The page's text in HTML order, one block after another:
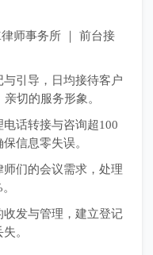
师事务所 ｜ 前台接
引导，日均接待客户
切的服务形象。
话转接与咨询超100
信息零失误。
们的会议需求，处理
发与管理，建立登记
。